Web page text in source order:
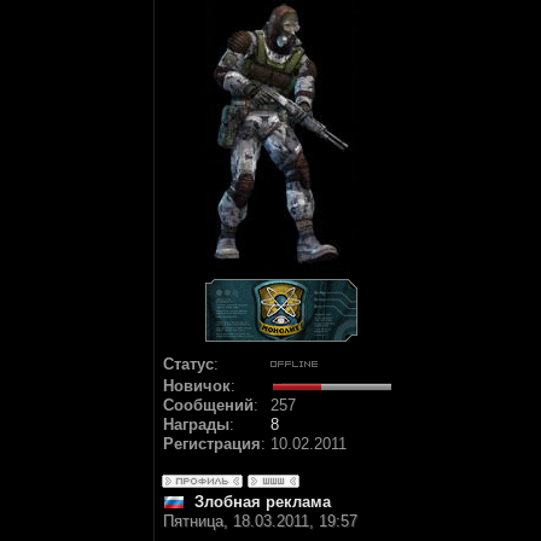
Статус:
Новичок:
Сообщений:
257
Награды:
8
Регистрация: 10.02.2011
Злобная реклама
Пятница, 18.03.2011, 19:57